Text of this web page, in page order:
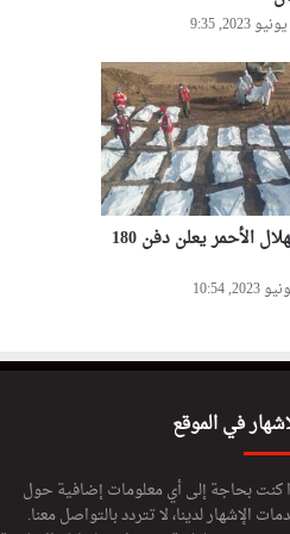
يهنئ أفراد
والأسلاك
الأبيض
الجديدة
السودان.. الهلال الأحمر يعلن دفن 180
في الموقع
كنت بحاجة إلى أي معلومات إضافية حول
الإشهار لدينا، لا تتردد بالتواصل معنا.